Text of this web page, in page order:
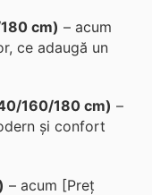
cm) – acum
ce adaugă un
160/180 cm) –
și confort
– acum [Preț